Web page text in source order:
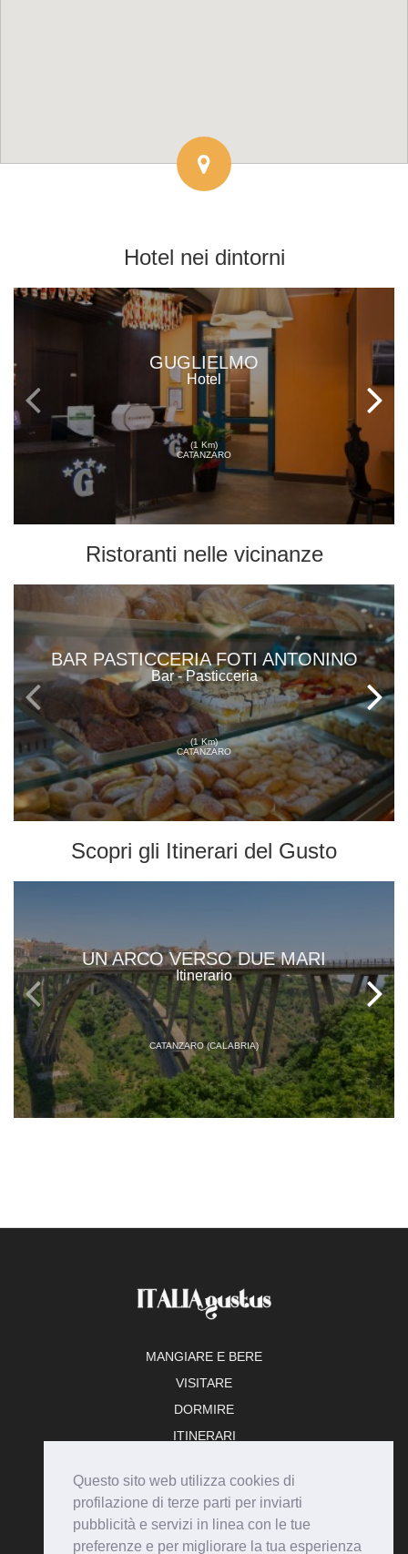
Questo sito web utilizza cookies di
profilazione di terze parti per inviarti
pubblicità e servizi in linea con le tue
preferenze e per migliorare la tua esperienza
Hotel nei dintorni
GUGLIELMO
Hotel
(1 Km)
CATANZARO
Ristoranti nelle vicinanze
BAR PASTICCERIA FOTI ANTONINO
Bar - Pasticceria
(1 Km)
CATANZARO
Scopri gli Itinerari del Gusto
UN ARCO VERSO DUE MARI
Itinerario
CATANZARO (CALABRIA)
MANGIARE E BERE
VISITARE
DORMIRE
ITINERARI
ADERISCI